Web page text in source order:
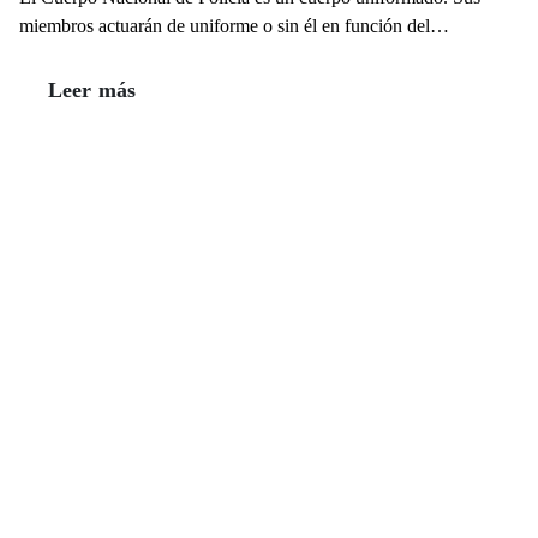
miembros actuarán de uniforme o sin él en función del…
Leer más